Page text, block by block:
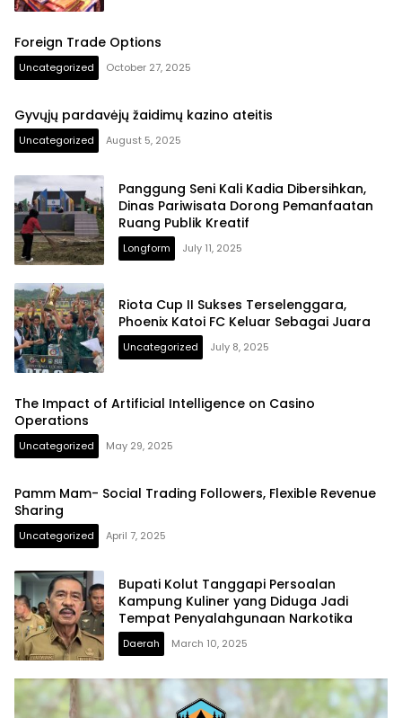
Foreign Trade Options
Uncategorized October 27, 2025
Gyvųjų pardavėjų žaidimų kazino ateitis
Uncategorized August 5, 2025
Panggung Seni Kali Kadia Dibersihkan,
Dinas Pariwisata Dorong Pemanfaatan
Ruang Publik Kreatif
Longform July 11, 2025
Riota Cup II Sukses Terselenggara,
Phoenix Katoi FC Keluar Sebagai Juara
Uncategorized July 8, 2025
The Impact of Artificial Intelligence on Casino
Operations
Uncategorized May 29, 2025
Pamm Mam- Social Trading Followers, Flexible Revenue
Sharing
Uncategorized April 7, 2025
Bupati Kolut Tanggapi Persoalan
Kampung Kuliner yang Diduga Jadi
Tempat Penyalahgunaan Narkotika
Daerah March 10, 2025